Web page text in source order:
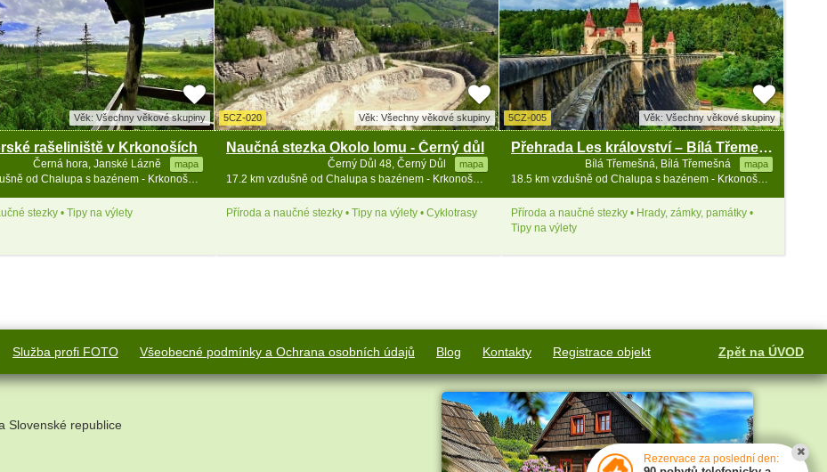
Věk: Všechny věkové skupiny
rašeliniště v Krkonoších
Černá hora, Janské Lázně mapa
15.9 km vzdušně od Chalupa s bazénem - Krkonoše a Broumovsko
stezky • Tipy na výlety
5CZ-020 Věk: Všechny věkové skupiny
Naučná stezka Okolo lomu - Černý důl
Černý Důl 48, Černý Důl mapa
17.2 km vzdušně od Chalupa s bazénem - Krkonoše a Broumovsko
Příroda a naučné stezky • Tipy na výlety • Cyklotrasy
5CZ-005 Věk: Všechny věkové skupiny
Přehrada Les království – Bílá Třemešná
Bílá Třemešná, Bílá Třemešná mapa
18.5 km vzdušně od Chalupa s bazénem - Krkonoše a Broumovsko
Příroda a naučné stezky • Hrady, zámky, památky •
Tipy na výlety
Služba profi FOTO Všeobecné podmínky a Ochrana osobních údajů Blog Kontakty Registrace objekt Zpět na ÚVOD
Slovenské republice
Rezervace za poslední den: